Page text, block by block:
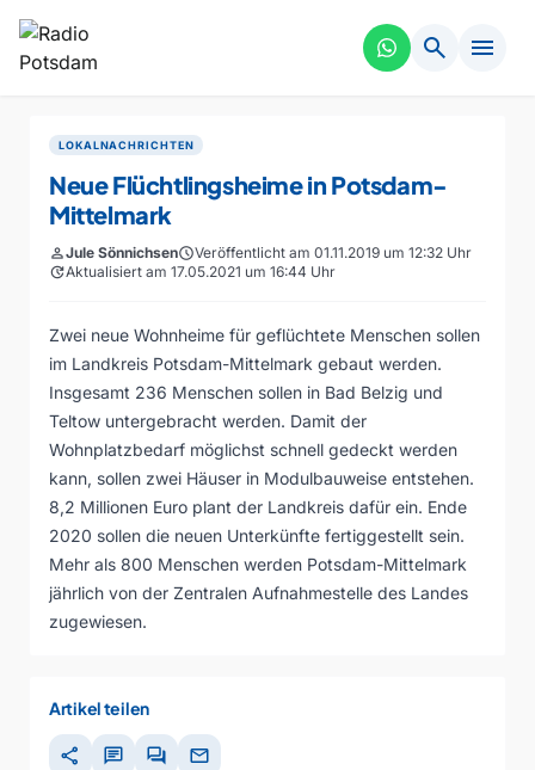
search menu
LOKALNACHRICHTEN
Neue Flüchtlingsheime in Potsdam-
Mittelmark
personJule SönnichsenscheduleVeröffentlicht am 01.11.2019 um 12:32 Uhr
updateAktualisiert am 17.05.2021 um 16:44 Uhr
Zwei neue Wohnheime für geflüchtete Menschen sollen
im Landkreis Potsdam-Mittelmark gebaut werden.
Insgesamt 236 Menschen sollen in Bad Belzig und
Teltow untergebracht werden. Damit der
Wohnplatzbedarf möglichst schnell gedeckt werden
kann, sollen zwei Häuser in Modulbauweise entstehen.
8,2 Millionen Euro plant der Landkreis dafür ein. Ende
2020 sollen die neuen Unterkünfte fertiggestellt sein.
Mehr als 800 Menschen werden Potsdam-Mittelmark
jährlich von der Zentralen Aufnahmestelle des Landes
zugewiesen.
Artikel teilen
share chat forum mail